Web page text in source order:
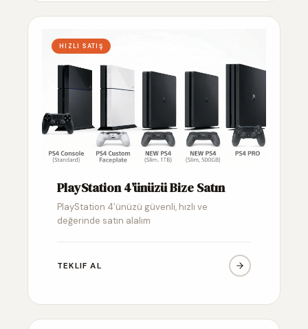
HIZLI SATIŞ
PlayStation 4’ünüzü Bize Satın
PlayStation 4’ünüzü güvenli, hızlı ve
değerinde satın alalım
TEKLIF AL